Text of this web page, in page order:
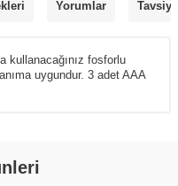
Yorumlar
kullanacağınız fosforlu
uygundur. 3 adet AAA